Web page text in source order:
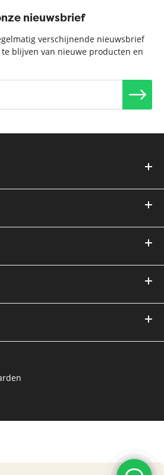
nieuwsbrief
verschijnende nieuwsbrief
blijven van nieuwe producten en